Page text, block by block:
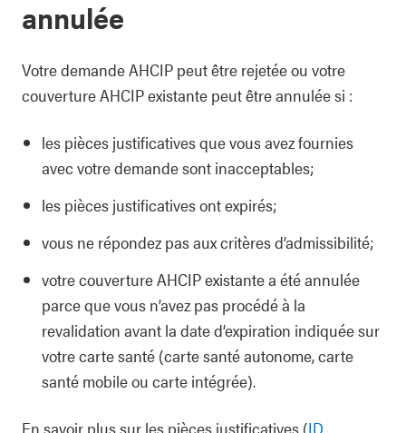
annulée
Votre demande AHCIP peut être rejetée ou votre
couverture AHCIP existante peut être annulée si :
les pièces justificatives que vous avez fournies
avec votre demande sont inacceptables;
les pièces justificatives ont expirés;
vous ne répondez pas aux critères d’admissibilité;
votre couverture AHCIP existante a été annulée
parce que vous n’avez pas procédé à la
revalidation avant la date d’expiration indiquée sur
votre carte santé (carte santé autonome, carte
santé mobile ou carte intégrée).
En savoir plus sur les pièces justificatives (ID